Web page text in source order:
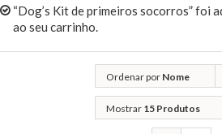
“Dog’s Kit de primeiros socorros” foi
ao seu carrinho.
Ordenar por Nome
Mostrar 15 Produtos